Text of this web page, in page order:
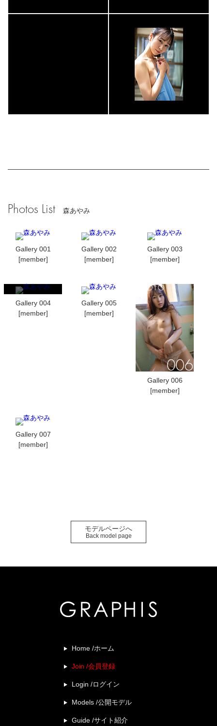
Photos List 森あやみ
Gallery 001
[member]
Gallery 002
[member]
Gallery 003
[member]
Gallery 004
[member]
Gallery 005
[member]
Gallery 006
[member]
Gallery 007
[member]
モデルページへ
Back model page
Home /ホーム
Join /会員登録
Login /ログイン
Models /公開モデル
Guide /サイト紹介